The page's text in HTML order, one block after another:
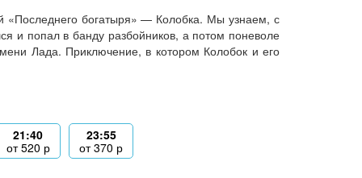
«Последнего богатыря» — Колобка. Мы узнаем, с
и попал в банду разбойников, а потом поневоле
Лада. Приключение, в котором Колобок и его
21:40
от520 р
23:55
от370 р